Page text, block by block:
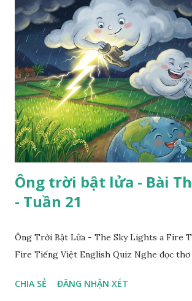
Ông trời bật lửa - Bài
- Tuần 21
Ông Trời Bật Lửa - The Sky Lights a Fire
Fire Tiếng Việt English Quiz Nghe đọc thơ
CHIA SẺ ĐĂNG NHẬN XÉT